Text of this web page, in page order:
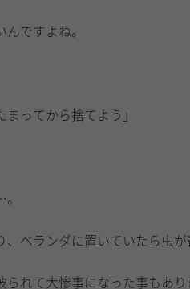
んですよね。
まってから捨てよう」
ベランダに置いていたら虫が
れて大惨事になった事もあり